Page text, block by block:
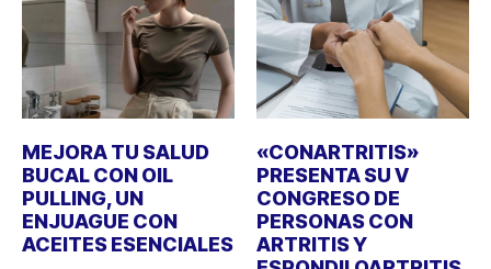
MEJORA TU SALUD
BUCAL CON OIL
PULLING, UN
ENJUAGUE CON
ACEITES ESENCIALES
«CONARTRITIS»
PRESENTA SU V
CONGRESO DE
PERSONAS CON
ARTRITIS Y